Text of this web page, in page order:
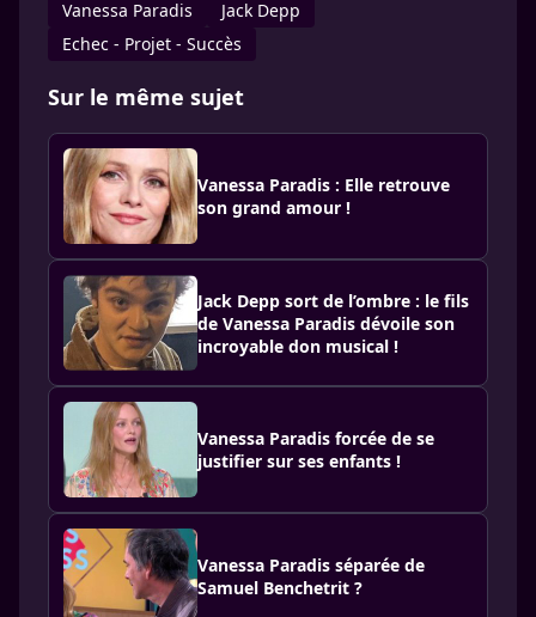
Vanessa Paradis
Jack Depp
Echec - Projet - Succès
Sur le même sujet
Vanessa Paradis : Elle retrouve
son grand amour !
Jack Depp sort de l’ombre : le fils
de Vanessa Paradis dévoile son
incroyable don musical !
Vanessa Paradis forcée de se
justifier sur ses enfants !
Vanessa Paradis séparée de
Samuel Benchetrit ?